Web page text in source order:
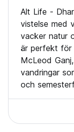
Alt Life -
vistelse med
vacker natur
är perfekt för
McLeod
vandringar
och